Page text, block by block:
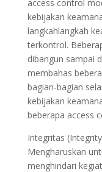
access control
kebijakan
langkahlangkah
terkontrol.
dibangun sampai
membahas
bagian-bagian
kebijakan
beberapa access
Integritas
Mengharuskan
menghindari